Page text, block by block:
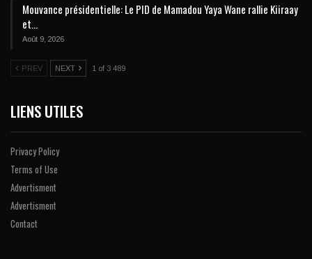
Mouvance présidentielle: Le PID de Mamadou Yaya Wane rallie Kiiraay
et…
Août 9, 2026
PREV NEXT 1 of 3 489
LIENS UTILES
Privacy Policy
Terms of Use
Advertisment
Advertisment
Contact